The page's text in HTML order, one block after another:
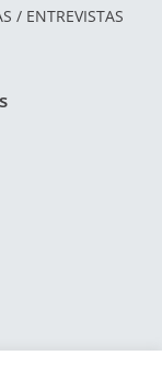
/ ENTREVISTAS